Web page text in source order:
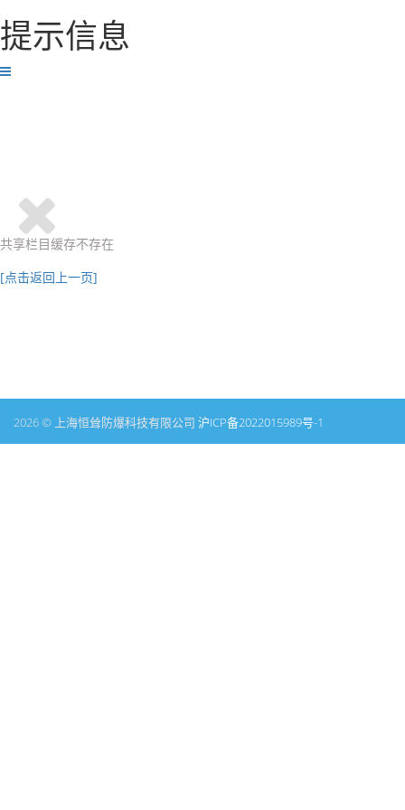
提示信息
共享栏目缓存不存在
[点击返回上一页]
2026 © 上海恒耸防爆科技有限公司 沪ICP备2022015989号-1